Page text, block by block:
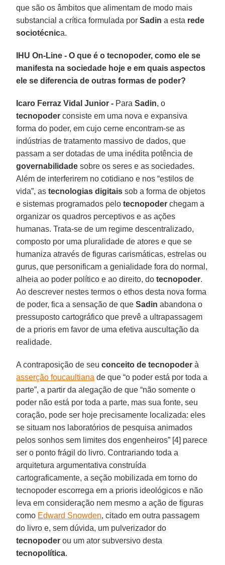
que são os âmbitos que alimentam de modo mais
substancial a crítica formulada porSadin a esta rede
sociotécnica.
IHU On-Line - O que é o tecnopoder, como ele se
manifesta na sociedade hoje e em quais aspectos
ele se diferencia de outras formas de poder?
Icaro Ferraz Vidal Junior - ParaSadin, o
tecnopoder consiste em uma nova e expansiva
forma do poder, em cujo cerne encontram-se as
indústrias de tratamento massivo de dados, que
passam a ser dotadas de uma inédita potência de
governabilidade sobre os seres e as sociedades.
Além de interferirem no cotidiano e nos “estilos de
vida”, astecnologias digitais sob a forma de objetos
e sistemas programados pelotecnopoder chegam a
organizar os quadros perceptivos e as ações
humanas. Trata-se de um regime descentralizado,
composto por uma pluralidade de atores e que se
humaniza através de figuras carismáticas, estrelas ou
gurus, que personificam a genialidade fora do normal,
alheia ao poder político e ao direito, dotecnopoder.
Ao descrever nestes termos o ethos desta nova forma
de poder, fica a sensação de queSadin abandona o
pressuposto cartográfico que prevê a ultrapassagem
de a prioris em favor de uma efetiva auscultação da
realidade.
A contraposição de seu conceito de tecnopoder à
asserção foucaultiana de que “o poder está por toda a
parte”, a partir da alegação de que “não somente o
poder não está por toda a parte, mas sua fonte, seu
coração, pode ser hoje precisamente localizada: eles
se situam nos laboratórios de pesquisa animados
pelos sonhos sem limites dos engenheiros” [4] parece
ser o ponto frágil do livro. Contrariando toda a
arquitetura argumentativa construída
cartograficamente, a seção mobilizada em torno do
tecnopoder escorrega em a prioris ideológicos e não
leva em consideração nem mesmo a ação de figuras
como Edward Snowden, citado em outra passagem
do livro e, sem dúvida, um pulverizador do
tecnopoder ou um ator subversivo desta
tecnopolítica.